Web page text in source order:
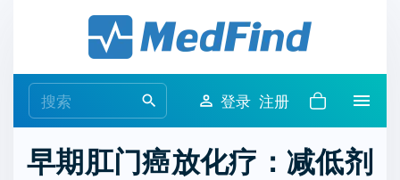
e
r
登录 注册
早期肛门癌放化疗：减低剂